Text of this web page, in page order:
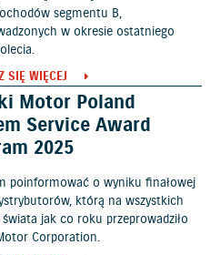
segmentu B,
w okresie ostatniego
SIĘ WIĘCEJ
Motor Poland
Service Award
2025
poinformować o wyniku finałowej
którą na wszystkich
jak co roku przeprowadziło
Corporation.